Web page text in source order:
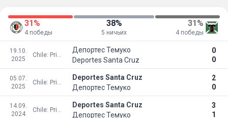
31%
4 победы
38%
5 ничьих
31%
4 победы
19.10.
2025
Chile: Primera B - Apertura - 2nd Phase
Депортес Темуко
0
0
Deportes Santa Cruz
05.07.
2025
Chile: Primera B - Apertura - 2nd Phase
Deportes Santa Cruz
2
0
Депортес Темуко
14.09.
2024
Chile: Primera B - Apertura - 2nd Phase
Deportes Santa Cruz
3
1
Депортес Темуко